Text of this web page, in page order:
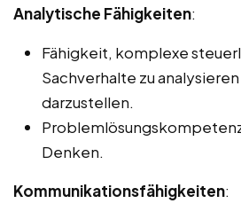
Analytische Fähigkeiten:
Fähigkeit, komplexe
Sachverhalte zu
darzustellen.
Denken.
Kommunikationsfähigkeiten: